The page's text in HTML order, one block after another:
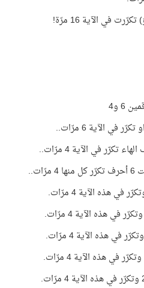
في الآية 16 مرّة!
و4
الآية 6 مرّات..
في الآية 4 مرّات..